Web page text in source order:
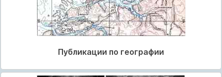
Публикации по географии